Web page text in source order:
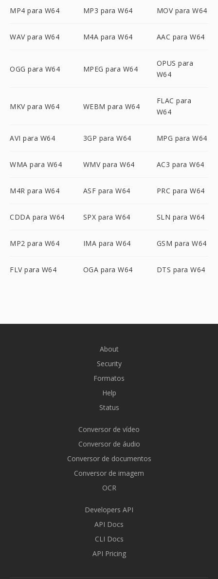
MP4 para W64 MP3 para W64 MOV para W64
WAV para W64 M4A para W64 AAC para W64
OGG para W64 MPEG para W64
OPUS para
W64
MKV para W64 WEBM para W64
FLAC para
W64
AVI para W64 3GP para W64 MPG para W64
WMA para W64 WMV para W64 AC3 para W64
M4R para W64 ASF para W64 PRC para W64
CDDA para W64 SPX para W64 SLN para W64
MP2 para W64 IMA para W64 GSM para W64
FLV para W64 OGA para W64 DTS para W64
About
Security
Formatos
Help
Status
Conversor de vídeo
Conversor de áudio
Conversor de documentos
Conversor de imagem
OCR
Developers API
API Docs
CLI Docs
API Pricing